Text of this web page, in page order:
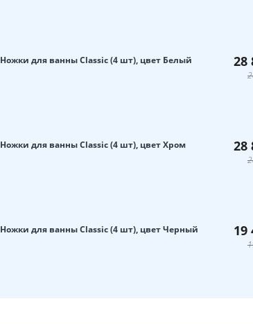
Ножки для ванны Classic (4 шт), цвет Белый 28
Ножки для ванны Classic (4 шт), цвет Хром 28
Ножки для ванны Classic (4 шт), цвет Черный 19